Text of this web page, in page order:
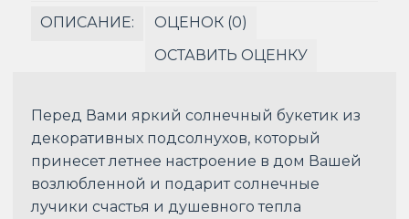
ОПИСАНИЕ:
ОЦЕНОК (0)
ОСТАВИТЬ ОЦЕНКУ
Перед Вами яркий солнечный букетик из
декоративных подсолнухов, который
принесет летнее настроение в дом Вашей
возлюбленной и подарит солнечные
лучики счастья и душевного тепла